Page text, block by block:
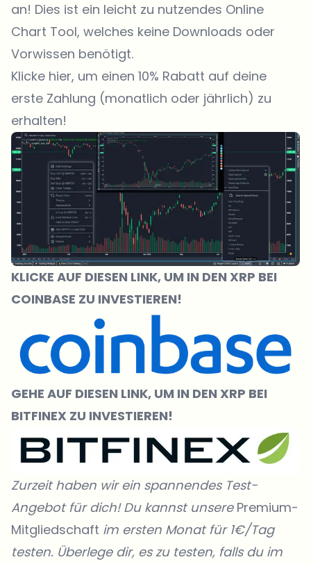
an! Dies ist ein leicht zu nutzendes Online
Chart Tool, welches keine Downloads oder
Vorwissen benötigt.
Klicke hier, um einen 10% Rabatt auf deine
erste Zahlung (monatlich oder jährlich) zu
erhalten!
KLICKE AUF DIESEN LINK, UM IN DEN XRP BEI
COINBASE ZU INVESTIEREN!
GEHE AUF DIESEN LINK, UM IN DEN XRP BEI
BITFINEX ZU INVESTIEREN!
Zurzeit haben wir ein spannendes Test-
Angebot für dich! Du kannst unsere Premium-
Mitgliedschaft im ersten Monat für 1€/Tag
testen. Überlege dir, es zu testen, falls du im